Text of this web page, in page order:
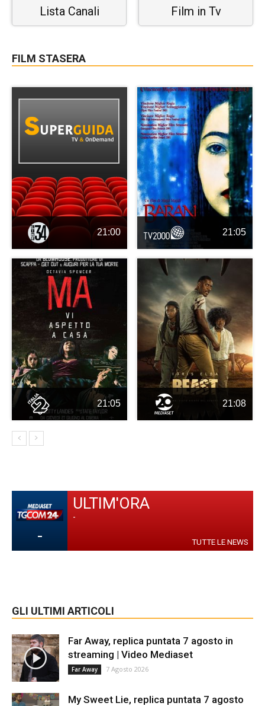
Lista Canali Film in Tv
FILM STASERA
21:00 21:05
21:05 21:08
-
ULTIM'ORA
-
TUTTE LE NEWS
GLI ULTIMI ARTICOLI
Far Away, replica puntata 7 agosto in
streaming | Video Mediaset
Far Away 7 Agosto 2026
My Sweet Lie, replica puntata 7 agosto